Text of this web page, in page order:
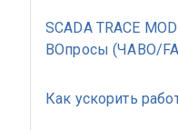
SCADA TRACE
ВОпросы (ЧАВО/
Как ускорить